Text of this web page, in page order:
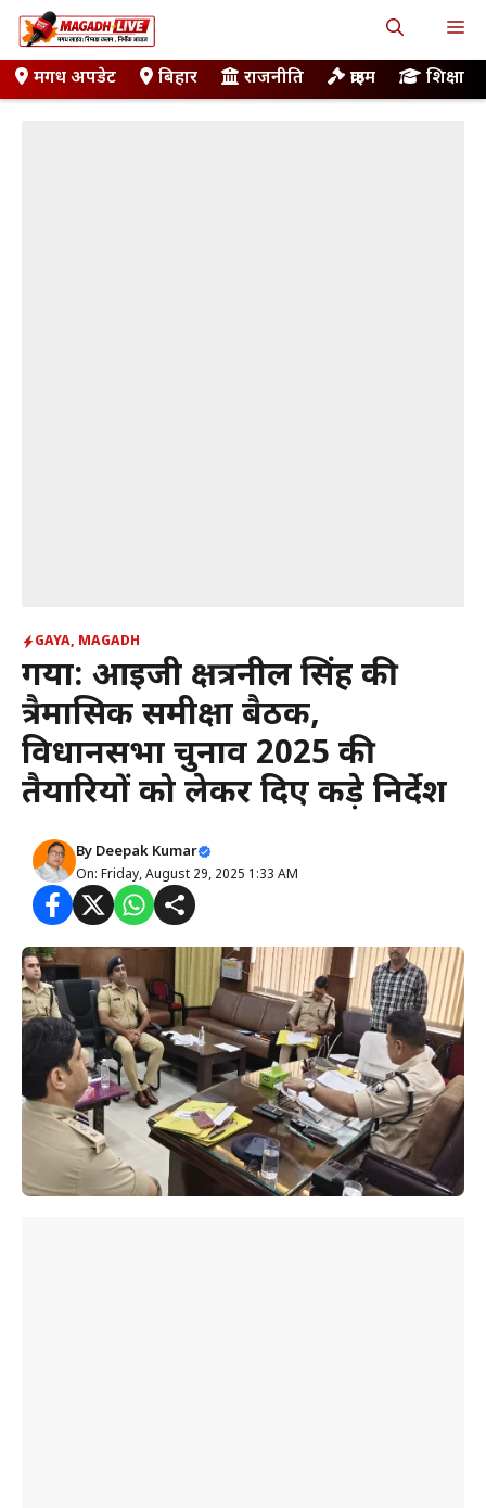
Skip
to
contentमगध अपडेट बिहार राजनीति क्राइम शिक्षा
GAYA, MAGADH
गया: आईजी क्षत्रनील सिंह की
त्रैमासिक समीक्षा बैठक,
विधानसभा चुनाव 2025 की
तैयारियों को लेकर दिए कड़े निर्देश
By Deepak Kumar
On: Friday, August 29, 2025 1:33 AM